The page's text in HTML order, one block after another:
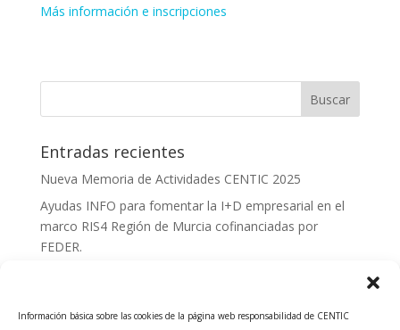
Información básica sobre las cookies de la página web responsabilidad de CENTIC
Más información e inscripciones
Entradas recientes
Nueva Memoria de Actividades CENTIC 2025
Ayudas INFO para fomentar la I+D empresarial en el
marco RIS4 Región de Murcia cofinanciadas por
FEDER.
Tecnológicos 2ª ed.